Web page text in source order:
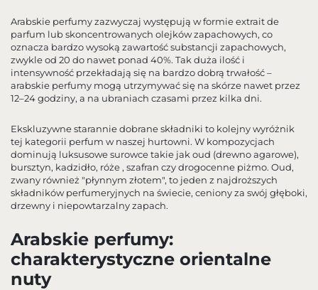
Arabskie perfumy zazwyczaj występują w formie extrait de
parfum lub skoncentrowanych olejków zapachowych, co
oznacza bardzo wysoką zawartość substancji zapachowych,
zwykle od 20 do nawet ponad 40%. Tak duża ilość i
intensywność przekładają się na bardzo dobrą trwałość –
arabskie perfumy mogą utrzymywać się na skórze nawet przez
12–24 godziny, a na ubraniach czasami przez kilka dni.
Ekskluzywne starannie dobrane składniki to kolejny wyróżnik
tej kategorii perfum w naszej hurtowni. W kompozycjach
dominują luksusowe surowce takie jak oud (drewno agarowe),
bursztyn, kadzidło, róże , szafran czy drogocenne piżmo. Oud,
zwany również "płynnym złotem", to jeden z najdroższych
składników perfumeryjnych na świecie, ceniony za swój głęboki,
drzewny i niepowtarzalny zapach.
Arabskie perfumy:
charakterystyczne orientalne
nuty